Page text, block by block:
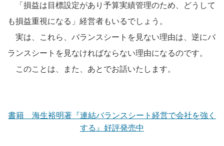
「損益は目標設定があり予算実績管理のため、どうして
も損益重視になる」経営者もいるでしょう。
実は、これら、バランスシートを見ない理由は、逆にバ
ランスシートを見なければならない理由になるのです。
このことは、また、あとでお話いたします。
書籍 海生裕明著『連結バランスシート経営で会社を強く
する』好評発売中